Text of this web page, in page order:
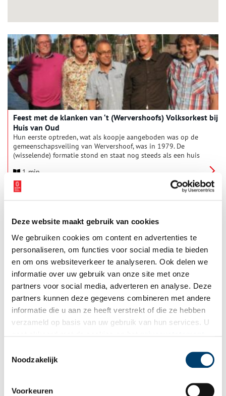
Deze website maakt gebruik van cookies
We gebruiken cookies om content en advertenties te
personaliseren, om functies voor social media te bieden
en om ons websiteverkeer te analyseren. Ook delen we
informatie over uw gebruik van onze site met onze
partners voor social media, adverteren en analyse. Deze
partners kunnen deze gegevens combineren met andere
informatie die u aan ze heeft verstrekt of die ze hebben
verzameld op basis van uw gebruik van hun services. U
Noodzakelijk
Voorkeuren
Feest met de klanken van ‘t (Wervershoofs) Volksorkest bij
Huis van Oud
Hun eerste optreden, wat als koopje aangeboden was op de
gemeenschapsveiling van Wervershoof, was in 1979. De
(wisselende) formatie stond en staat nog steeds als een huis
1 min
Wol uit Wognum: de stolpboerderij van Fiona Mesman
Moeder en wolondernemer Fiona Mesman is dol op haar stolp.
Dat ze er zo fijn woont, heeft ze niet alleen te danken aan haar
eigen doorzettingsvermogen, maar ook aan dat van haar
schoonouders, met wie ze het huis deelt. Samenwonen met je
schoonouders, daar moest Fiona wel even aan wennen. Maar
dit avontuur had niet beter kunnen uitpakken.